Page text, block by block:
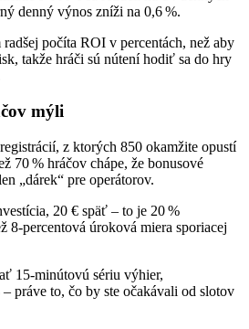
denný výnos zníži na 0,6 %.
počíta ROI v percentách, než aby
takže hráči sú nútení hodiť sa do hry
mýli
z ktorých 850 okamžite opustí
70 % hráčov chápe, že bonusové
„dárek“ pre operátorov.
20 € späť – to je 20 %
8‑percentová úroková miera sporiacej
15‑minútovú sériu výhier,
práve to, čo by ste očakávali od slotov